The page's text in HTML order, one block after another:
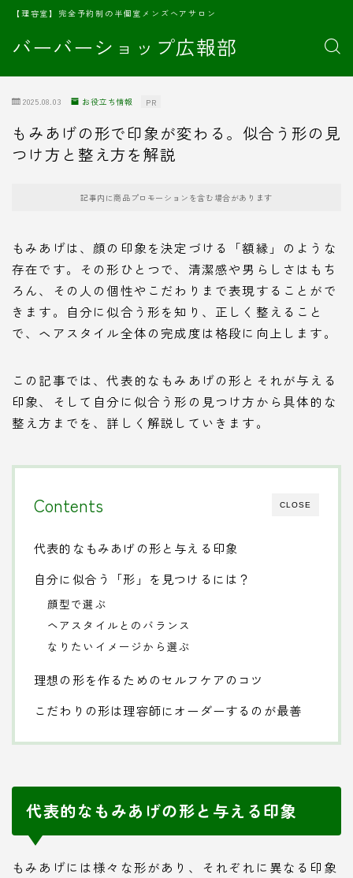
バーバーショップ広報部
【理容室】完全予約制の半個室メンズヘアサロン
2025.08.03 お役立ち情報 PR
もみあげの形で印象が変わる。似合う形の見
つけ方と整え方を解説
記事内に商品プロモーションを含む場合があります
もみあげは、顔の印象を決定づける「額縁」のような
存在です。その形ひとつで、清潔感や男らしさはもち
ろん、その人の個性やこだわりまで表現することがで
きます。自分に似合う形を知り、正しく整えること
で、ヘアスタイル全体の完成度は格段に向上します。
この記事では、代表的なもみあげの形とそれが与える
印象、そして自分に似合う形の見つけ方から具体的な
整え方までを、詳しく解説していきます。
CLOSE
Contents
代表的なもみあげの形と与える印象
自分に似合う「形」を見つけるには？
顔型で選ぶ
ヘアスタイルとのバランス
なりたいイメージから選ぶ
理想の形を作るためのセルフケアのコツ
こだわりの形は理容師にオーダーするのが最善
代表的なもみあげの形と与える印象
もみあげには様々な形があり、それぞれに異なる印象